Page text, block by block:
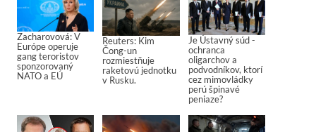
Zacharovová: V
Európe operuje
gang teroristov
sponzorovaný
NATO a EÚ
Reuters: Kim
Čong-un
rozmiestňuje
raketovú jednotku
v Rusku.
Je Ústavný súd -
ochranca
oligarchov a
podvodníkov, ktorí
cez mimovládky
perú špinavé
peniaze?